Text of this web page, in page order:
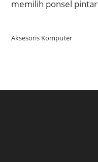
memilih ponsel pintar
Aksesoris Komputer